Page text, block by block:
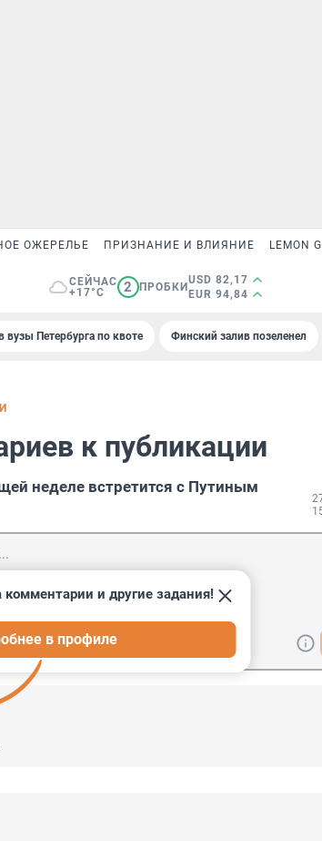
ОЖЕРЕЛЬЕ ПРИЗНАНИЕ И ВЛИЯНИЕ LEMON
СЕЙЧАС
+17°C
2 ПРОБКИ
USD 82,17
EUR 94,84
вузы Петербурга по квоте Финский залив позеленел
к публикации
неделе встретится с Путиным
и другие задания!
в профиле